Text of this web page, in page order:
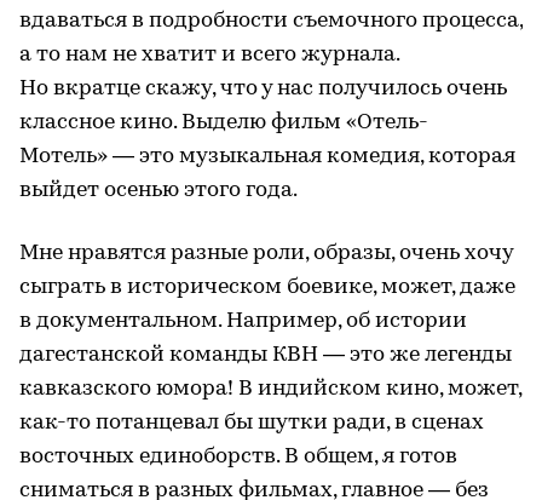
вдаваться в подробности съемочного процесса,
а то нам не хватит и всего журнала.
Но вкратце скажу, что у нас получилось очень
классное кино. Выделю фильм «Отель-
Мотель» — это музыкальная комедия, которая
выйдет осенью этого года.
Мне нравятся разные роли, образы, очень хочу
сыграть в историческом боевике, может, даже
в документальном. Например, об истории
дагестанской команды КВН — это же легенды
кавказского юмора! В индийском кино, может,
как-то потанцевал бы шутки ради, в сценах
восточных единоборств. В общем, я готов
сниматься в разных фильмах, главное — без